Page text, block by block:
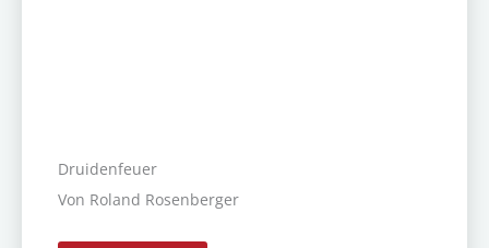
Druidenfeuer
Von Roland Rosenberger